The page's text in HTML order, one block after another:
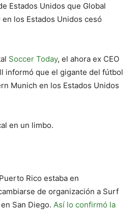
Estados Unidos que Global
los Estados Unidos cesó
Soccer Today, el ahora ex CEO
informó que el gigante del fútbol
Munich en los Estados Unidos
en un limbo.
Rico estaba en
de organización a Surf
San Diego. Así lo confirmó la